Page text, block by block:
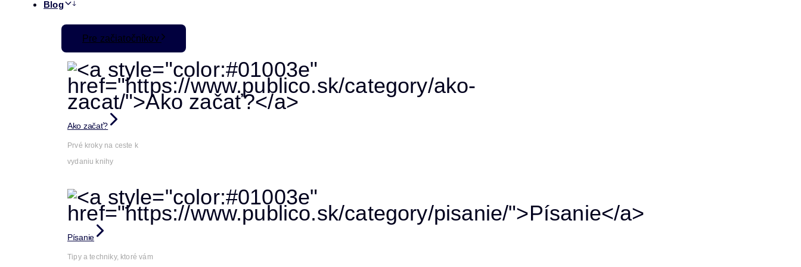
Blog
Pre začiatočníkov
Ako začať?
Prvé kroky na ceste k
vydaniu knihy
Písanie
Tipy a techniky, ktoré vám